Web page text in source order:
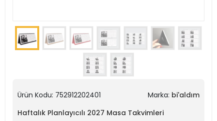
Ürün Kodu: 752912202401 Marka: bi'aldım
Haftalık Planlayıcılı 2027 Masa Takvimleri